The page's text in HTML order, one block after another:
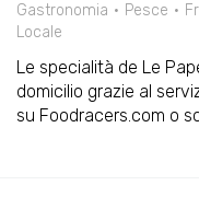
Gastronomia Pesce
Locale
Le specialità de Le
domicilio grazie al
su Foodracers.com o